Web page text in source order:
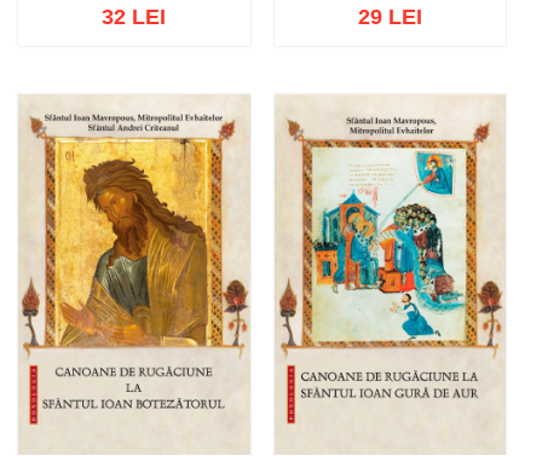
Adaugă în coș Wishlist
32 LEI
Stoc epuizat
29 LEI